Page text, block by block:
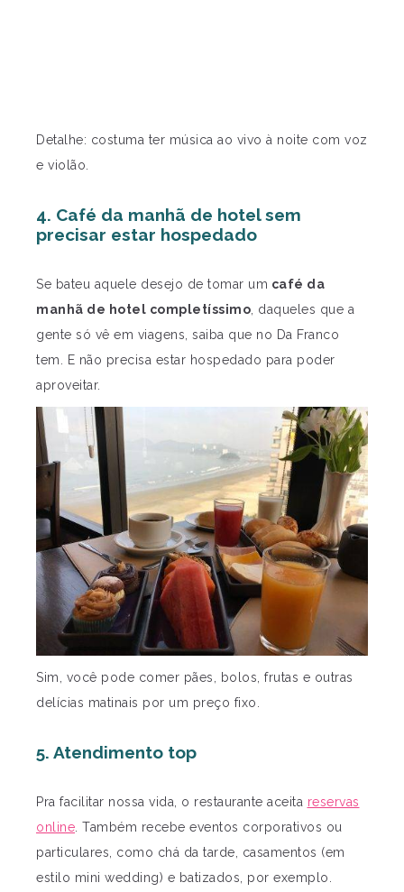
Detalhe: costuma ter música ao vivo à noite com voz
e violão.
4. Café da manhã de hotel sem
precisar estar hospedado
Se bateu aquele desejo de tomar um café da
manhã de hotel completíssimo , daqueles que a
gente só vê em viagens, saiba que no Da Franco
tem. E não precisa estar hospedado para poder
aproveitar.
Sim, você pode comer pães, bolos, frutas e outras
delícias matinais por um preço fixo.
5. Atendimento top
Pra facilitar nossa vida, o restaurante aceita reservas
online . Também recebe eventos corporativos ou
particulares, como chá da tarde, casamentos (em
estilo mini wedding) e batizados, por exemplo.